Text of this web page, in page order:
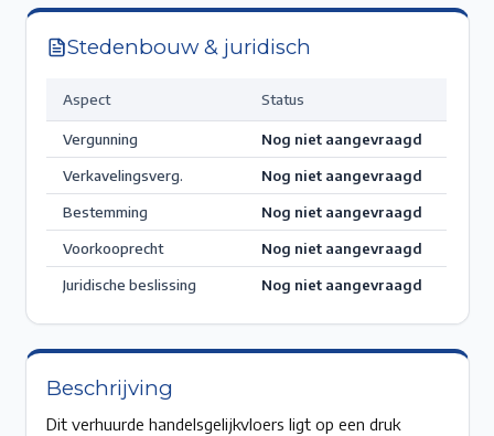
Stedenbouw & juridisch
Aspect Status
Vergunning
Nog niet aangevraagd
Verkavelingsverg.
Nog niet aangevraagd
Bestemming
Nog niet aangevraagd
Voorkooprecht
Nog niet aangevraagd
Juridische beslissing
Nog niet aangevraagd
Beschrijving
Dit verhuurde handelsgelijkvloers ligt op een druk